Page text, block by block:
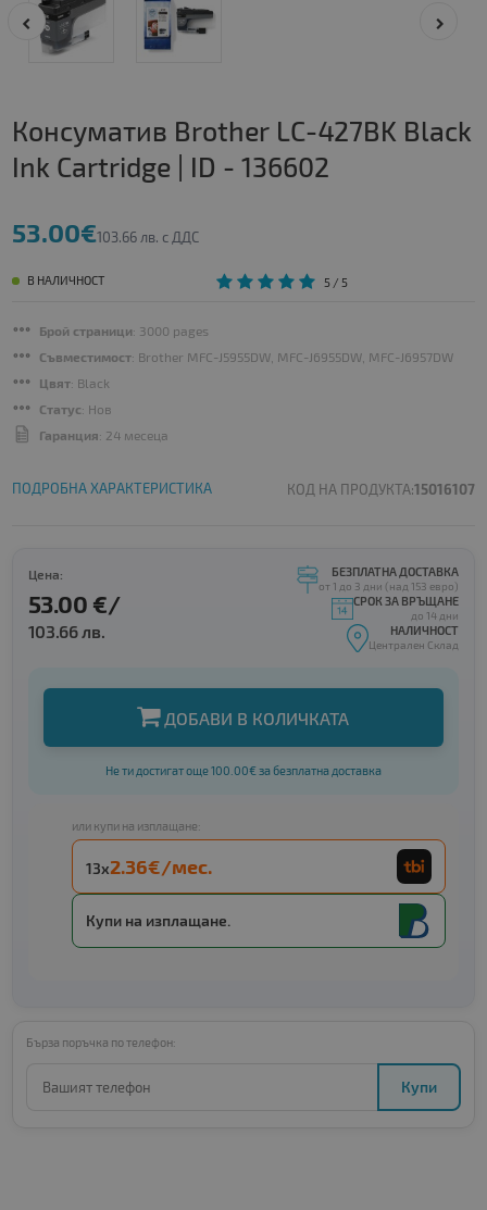
Консуматив Brother LC-427BK Black
Ink Cartridge | ID - 136602
53.00€103.66 лв. с ДДС
В НАЛИЧНОСТ 5/ 5
Брой страници: 3000 pages
Съвместимост: Brother MFC-J5955DW, MFC-J6955DW, MFC-J6957DW
Цвят: Black
Статус: Нов
Гаранция: 24 месеца
ПОДРОБНА ХАРАКТЕРИСТИКА КОД НА ПРОДУКТА:15016107
Цена:
53.00 €/
103.66 лв.
БЕЗПЛАТНА ДОСТАВКА
от 1 до 3 дни (над 153 евро)
СРОК ЗА ВРЪЩАНЕ
до 14 дни
НАЛИЧНОСТ
Централен Склад
ДОБАВИ В КОЛИЧКАТА
Не ти достигат още 100.00€ за безплатна доставка
или купи на изплащане:
13x2.36€/мес.
Купи на изплащане.
Бърза поръчка по телефон:
Купи